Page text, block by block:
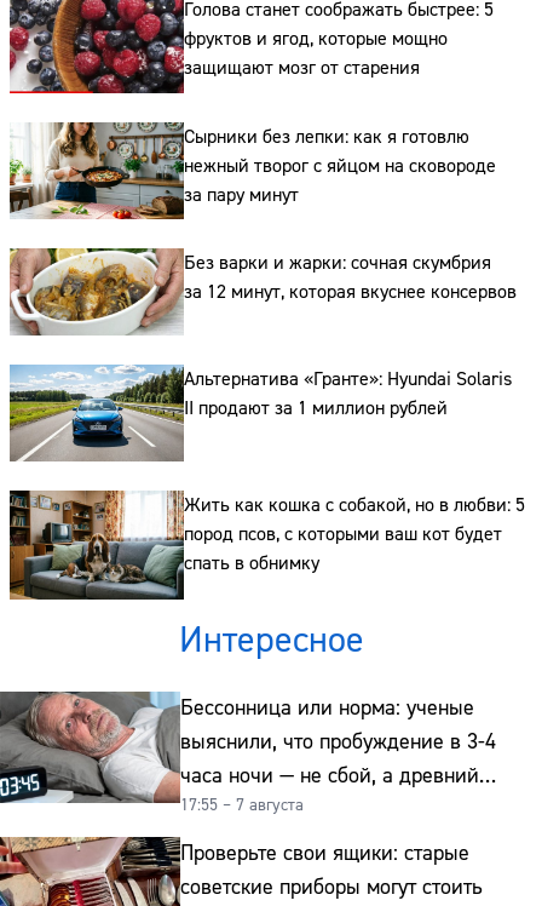
Голова станет соображать быстрее: 5
фруктов и ягод, которые мощно
защищают мозг от старения
Сырники без лепки: как я готовлю
нежный творог с яйцом на сковороде
за пару минут
Без варки и жарки: сочная скумбрия
за 12 минут, которая вкуснее консервов
Альтернатива «Гранте»: Hyundai Solaris
II продают за 1 миллион рублей
Жить как кошка с собакой, но в любви: 5
пород псов, с которыми ваш кот будет
спать в обнимку
Интересное
Бессонница или норма: ученые
выяснили, что пробуждение в 3-4
часа ночи — не сбой, а древний
биологический ритм
17:55 – 7 августа
Проверьте свои ящики: старые
советские приборы могут стоить
Телефон: